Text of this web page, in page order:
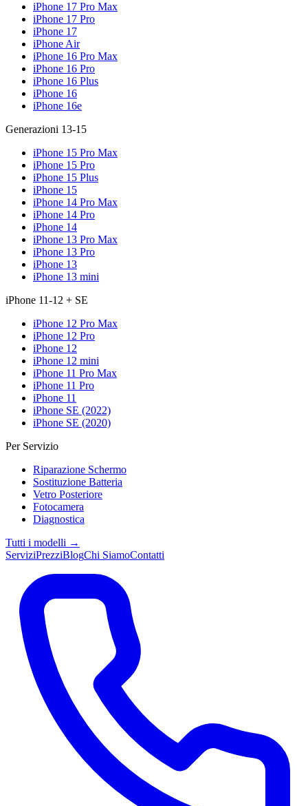
iPhone 17 Pro Max
iPhone 17 Pro
iPhone 17
iPhone Air
iPhone 16 Pro Max
iPhone 16 Pro
iPhone 16 Plus
iPhone 16
iPhone 16e
Generazioni 13-15
iPhone 15 Pro Max
iPhone 15 Pro
iPhone 15 Plus
iPhone 15
iPhone 14 Pro Max
iPhone 14 Pro
iPhone 14
iPhone 13 Pro Max
iPhone 13 Pro
iPhone 13
iPhone 13 mini
iPhone 11-12 + SE
iPhone 12 Pro Max
iPhone 12 Pro
iPhone 12
iPhone 12 mini
iPhone 11 Pro Max
iPhone 11 Pro
iPhone 11
iPhone SE (2022)
iPhone SE (2020)
Per Servizio
Riparazione Schermo
Sostituzione Batteria
Vetro Posteriore
Fotocamera
Diagnostica
Tutti i modelli →
ServiziPrezziBlogChi SiamoContatti